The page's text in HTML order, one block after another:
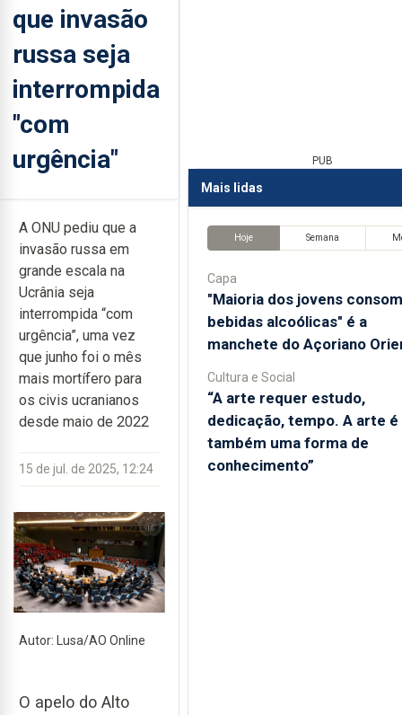
que invasão
russa seja
interrompida
"com
urgência"
A ONU pediu que a
invasão russa em
grande escala na
Ucrânia seja
interrompida “com
urgência”, uma vez
que junho foi o mês
mais mortífero para
os civis ucranianos
desde maio de 2022
15 de jul. de 2025, 12:24
Autor: Lusa/AO Online
O apelo do Alto
PUB
Mais lidas
Hoje Semana
Capa
"Maioria dos jovens
bebidas alcoólicas" é a
manchete do Açoriano
Cultura e Social
“A arte requer estudo,
dedicação, tempo. A arte é
também uma forma de
conhecimento”